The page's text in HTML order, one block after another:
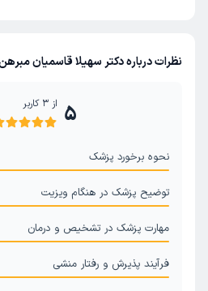
نظرات درباره دکتر سهیلا قاسمیان
5 از 3 کاربر
نحوه برخورد پزشک
توضیح پزشک در هنگام ویزیت
مهارت پزشک در تشخیص و درمان
فرآیند پذیرش و رفتار منشی